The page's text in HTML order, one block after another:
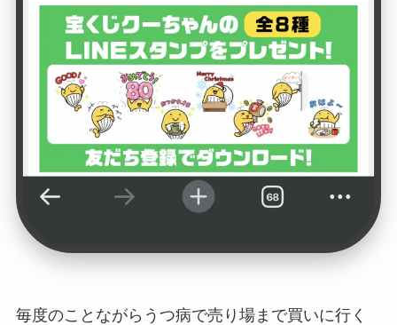
毎度のことながらうつ病で売り場まで買いに行く